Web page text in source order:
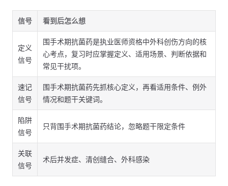
信号 看到后怎么想
定义
信号
围手术期抗菌药是执业医师资格中外科创伤方向的核
心考点，复习时应掌握定义、适用场景、判断依据和
常见干扰项。
速记
信号
围手术期抗菌药先抓核心定义，再看适用条件、例外
情况和题干关键词。
陷阱
信号
只背围手术期抗菌药结论，忽略题干限定条件
关联
信号
术后并发症、清创缝合、外科感染